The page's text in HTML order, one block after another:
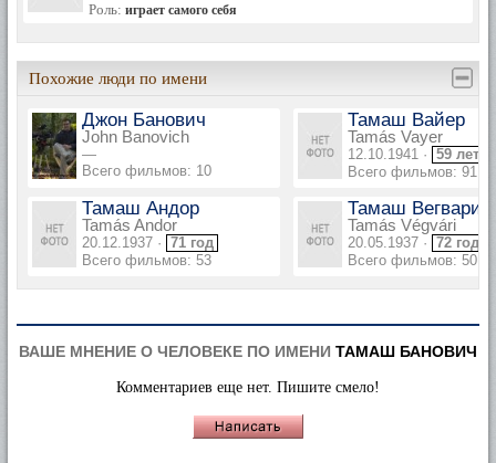
Роль: играет самого себя
Похожие люди по имени
Джон Банович
John Banovich
—
Всего фильмов: 10
Тамаш Вайер
Tamás Vayer
12.10.1941 · 59 лет
Всего фильмов: 91
Тамаш Андор
Tamás Andor
20.12.1937 · 71 год
Всего фильмов: 53
Тамаш Вегвари
Tamás Végvári
20.05.1937 · 72 года
Всего фильмов: 50
ВАШЕ МНЕНИЕ О ЧЕЛОВЕКЕ ПО ИМЕНИ ТАМАШ БАНОВИЧ
Комментариев еще нет. Пишите смело!